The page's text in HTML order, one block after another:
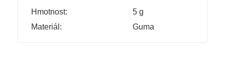
Hmotnost:
5 g
Materiál:
Guma